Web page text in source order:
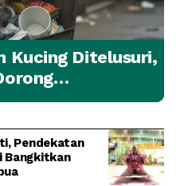
Kucing Ditelusuri,
yang
Pendekatan
Bangkitkan